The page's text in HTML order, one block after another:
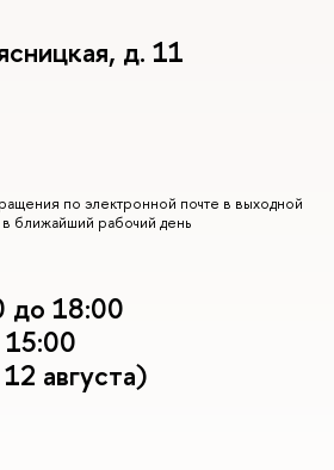
д. 11
по электронной почте в выходной
ближайший рабочий день
до 18:00
августа)